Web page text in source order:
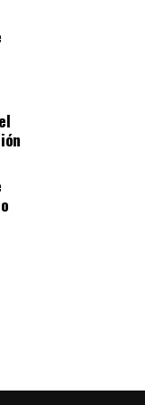
magistral. Una
de nuestra
en el
familiar
de Michael.
motivo del
no apoyar el
la figura de
guion
rencor», ella
que las ventas
no quiero tener
de cine se